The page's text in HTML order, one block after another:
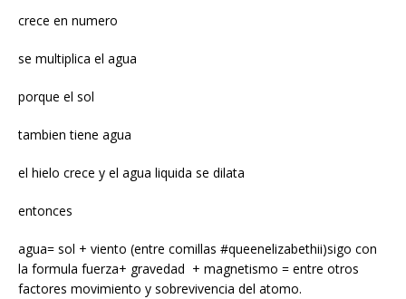
crece en numero
se multiplica el agua
porque el sol
tambien tiene agua
el hielo crece y el agua liquida se dilata
entonces
agua= sol + viento (entre comillas #queenelizabethii)sigo con
la formula fuerza+ gravedad + magnetismo = entre otros
factores movimiento y sobrevivencia del atomo.